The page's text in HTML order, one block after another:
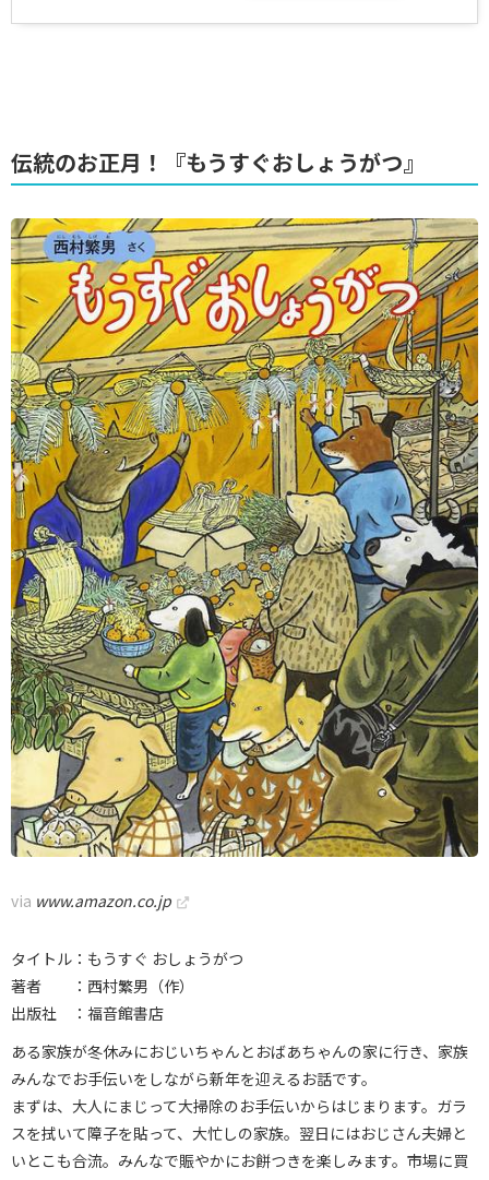
伝統のお正月！『もうすぐおしょうがつ』
via www.amazon.co.jp
タイトル：もうすぐ おしょうがつ
著者 ：西村繁男（作）
出版社 ：福音館書店
ある家族が冬休みにおじいちゃんとおばあちゃんの家に行き、家族
みんなでお手伝いをしながら新年を迎えるお話です。
まずは、大人にまじって大掃除のお手伝いからはじまります。ガラ
スを拭いて障子を貼って、大忙しの家族。翌日にはおじさん夫婦と
いとこも合流。みんなで賑やかにお餅つきを楽しみます。市場に買